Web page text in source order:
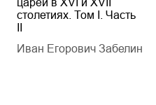
царей в XVI и XVII
столетиях. Том I. Часть
Иван Егорович Забелин